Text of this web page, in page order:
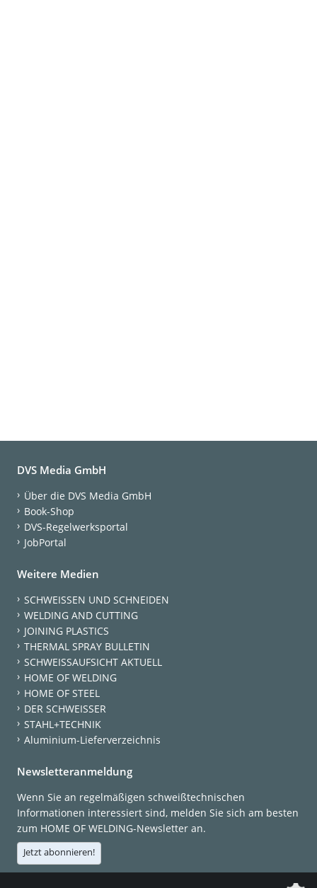
DVS Media GmbH
Über die DVS Media GmbH
Book-Shop
DVS-Regelwerksportal
JobPortal
Weitere Medien
SCHWEISSEN UND SCHNEIDEN
WELDING AND CUTTING
JOINING PLASTICS
THERMAL SPRAY BULLETIN
SCHWEISSAUFSICHT AKTUELL
HOME OF WELDING
HOME OF STEEL
DER SCHWEISSER
STAHL+TECHNIK
Aluminium-Lieferverzeichnis
Newsletteranmeldung
Wenn Sie an regelmäßigen schweißtechnischen
Informationen interessiert sind, melden Sie sich am besten
zum HOME OF WELDING-Newsletter an.
Jetzt abonnieren!